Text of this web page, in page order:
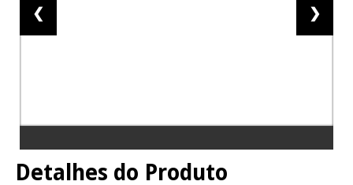
❮ ❯
Detalhes do Produto